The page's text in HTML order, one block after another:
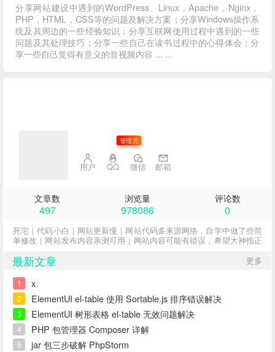
分享网站建设中遇到的WordPress、Linux，Apache，Nginx，
PHP，HTML，CSS等的问题及解决方案；分享Windows操作系
统及其周边的一些经验知识；分享互联网使用过程中遇到的一些
问题及其处理技巧；分享一些自己在读书过程中的心得体会；分
享一些自己觉得有意义的音视频内容 ... ...
管理员
用户 QQ 微信 邮箱
文章数
497
浏览量
978086
评论数
0
死宅｜代码小白｜网站更新慢｜网站代码多来源网络，自学中做了些简
单修改｜网站发布内容亲测可用｜网站内容可能有错误，希望大神指正
更多
最新文章
1 x
2 ElementUI el-table 使用 Sortable.js 排序错误解决
3 ElementUI 树形表格 el-table 无效问题解决
4 PHP 包管理器 Composer 详解
5 jar 包三步破解 PhpStorm